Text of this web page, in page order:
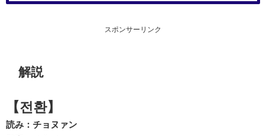
スポンサーリンク
解説
【전환】
読み：チョヌァン